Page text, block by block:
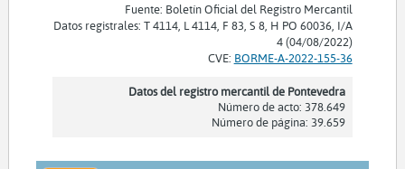
Fuente: Boletín Oficial del Registro Mercantil
Datos registrales: T 4114, L 4114, F 83, S 8, H PO 60036, I/A
4 (04/08/2022)
CVE: BORME-A-2022-155-36
Datos del registro mercantil de Pontevedra
Número de acto: 378.649
Número de página: 39.659